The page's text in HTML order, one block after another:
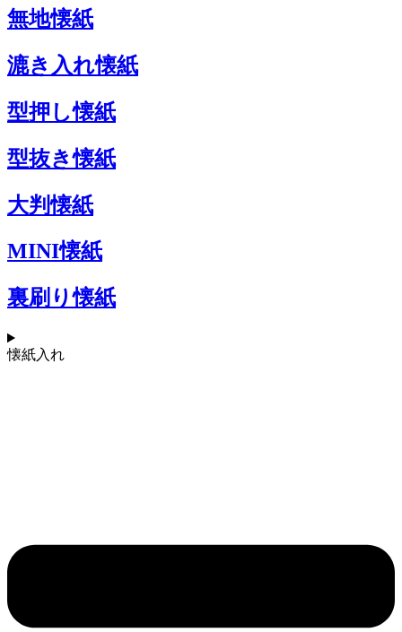
無地懐紙
漉き入れ懐紙
型押し懐紙
型抜き懐紙
大判懐紙
MINI懐紙
裏刷り懐紙
懐紙入れ